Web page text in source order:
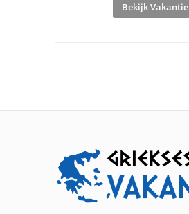
Bekijk Vakantie